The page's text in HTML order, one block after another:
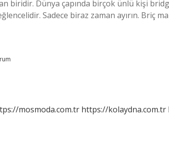
biridir. Dünya çapında birçok ünlü kişi
Sadece biraz zaman ayırın. Briç
mosmoda.com.tr https://kolaydna.com.tr